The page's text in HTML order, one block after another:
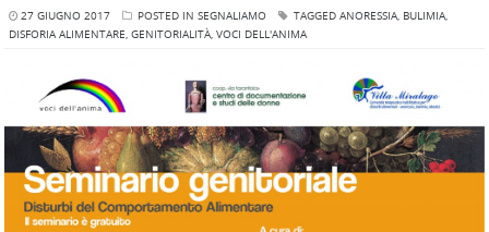
27 GIUGNO 2017 POSTED IN SEGNALIAMO TAGGED ANORESSIA, BULIMIA,
DISFORIA ALIMENTARE, GENITORIALITÀ, VOCI DELL'ANIMA